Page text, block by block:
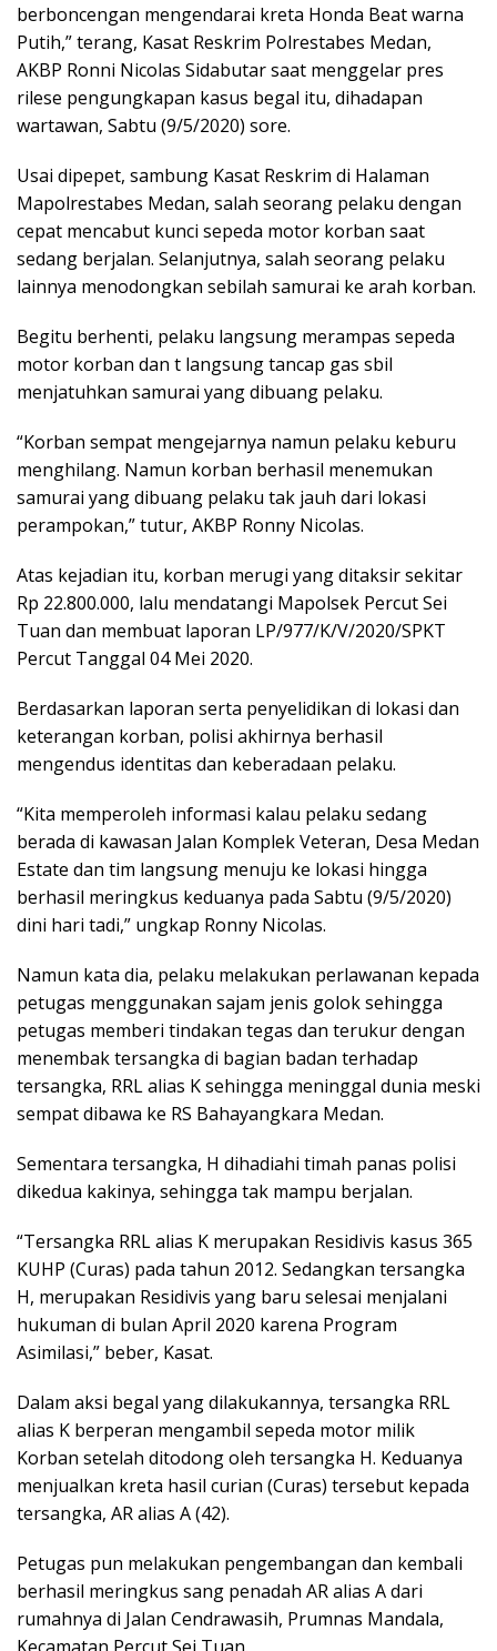
berboncengan mengendarai kreta Honda Beat warna
Putih,” terang, Kasat Reskrim Polrestabes Medan,
AKBP Ronni Nicolas Sidabutar saat menggelar pres
rilese pengungkapan kasus begal itu, dihadapan
wartawan, Sabtu (9/5/2020) sore.
Usai dipepet, sambung Kasat Reskrim di Halaman
Mapolrestabes Medan, salah seorang pelaku dengan
cepat mencabut kunci sepeda motor korban saat
sedang berjalan. Selanjutnya, salah seorang pelaku
lainnya menodongkan sebilah samurai ke arah korban.
Begitu berhenti, pelaku langsung merampas sepeda
motor korban dan t langsung tancap gas sbil
menjatuhkan samurai yang dibuang pelaku.
“Korban sempat mengejarnya namun pelaku keburu
menghilang. Namun korban berhasil menemukan
samurai yang dibuang pelaku tak jauh dari lokasi
perampokan,” tutur, AKBP Ronny Nicolas.
Atas kejadian itu, korban merugi yang ditaksir sekitar
Rp 22.800.000, lalu mendatangi Mapolsek Percut Sei
Tuan dan membuat laporan LP/977/K/V/2020/SPKT
Percut Tanggal 04 Mei 2020.
Berdasarkan laporan serta penyelidikan di lokasi dan
keterangan korban, polisi akhirnya berhasil
mengendus identitas dan keberadaan pelaku.
“Kita memperoleh informasi kalau pelaku sedang
berada di kawasan Jalan Komplek Veteran, Desa Medan
Estate dan tim langsung menuju ke lokasi hingga
berhasil meringkus keduanya pada Sabtu (9/5/2020)
dini hari tadi,” ungkap Ronny Nicolas.
Namun kata dia, pelaku melakukan perlawanan kepada
petugas menggunakan sajam jenis golok sehingga
petugas memberi tindakan tegas dan terukur dengan
menembak tersangka di bagian badan terhadap
tersangka, RRL alias K sehingga meninggal dunia meski
sempat dibawa ke RS Bahayangkara Medan.
Sementara tersangka, H dihadiahi timah panas polisi
dikedua kakinya, sehingga tak mampu berjalan.
“Tersangka RRL alias K merupakan Residivis kasus 365
KUHP (Curas) pada tahun 2012. Sedangkan tersangka
H, merupakan Residivis yang baru selesai menjalani
hukuman di bulan April 2020 karena Program
Asimilasi,” beber, Kasat.
Dalam aksi begal yang dilakukannya, tersangka RRL
alias K berperan mengambil sepeda motor milik
Korban setelah ditodong oleh tersangka H. Keduanya
menjualkan kreta hasil curian (Curas) tersebut kepada
tersangka, AR alias A (42).
Petugas pun melakukan pengembangan dan kembali
berhasil meringkus sang penadah AR alias A dari
rumahnya di Jalan Cendrawasih, Prumnas Mandala,